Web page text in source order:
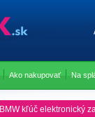
Ako nakupovať Na
BMW kľúč elektronický